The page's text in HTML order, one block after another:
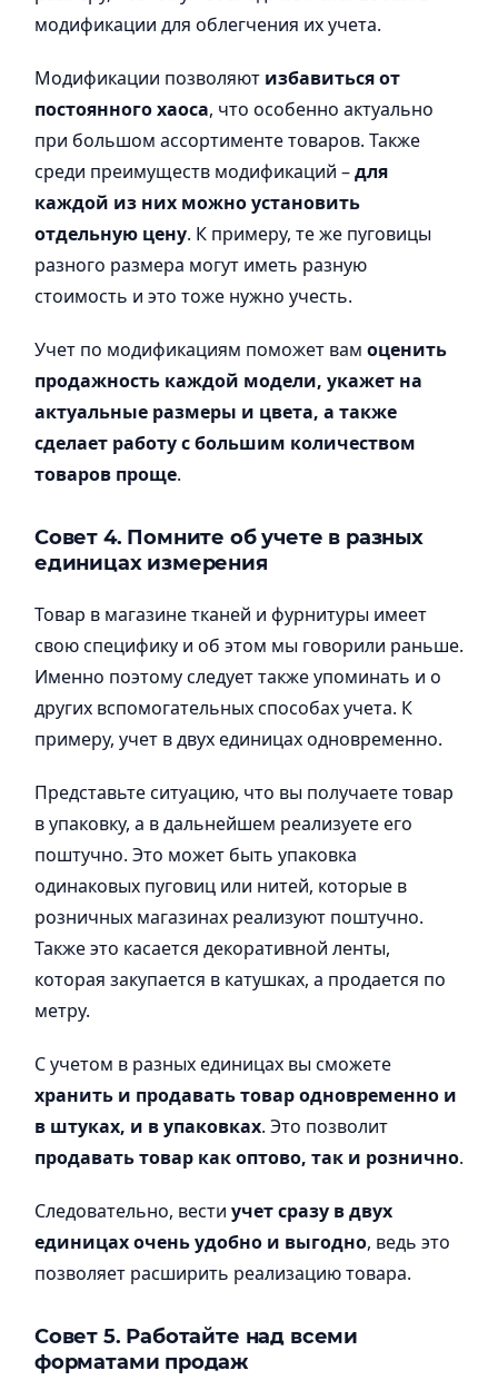
модификации для облегчения их учета.
Модификации позволяют избавиться от
постоянного хаоса, что особенно актуально
при большом ассортименте товаров. Также
среди преимуществ модификаций –для
каждой из них можно установить
отдельную цену. К примеру, те же пуговицы
разного размера могут иметь разную
стоимость и это тоже нужно учесть.
Учет по модификациям поможет вам оценить
продажность каждой модели, укажет на
актуальные размеры и цвета, а также
сделает работу с большим количеством
товаров проще.
Совет 4. Помните об учете в разных
единицах измерения
Товар в магазине тканей и фурнитуры имеет
свою специфику и об этом мы говорили раньше.
Именно поэтому следует также упоминать и о
других вспомогательных способах учета. К
примеру, учет в двух единицах одновременно.
Представьте ситуацию, что вы получаете товар
в упаковку, а в дальнейшем реализуете его
поштучно. Это может быть упаковка
одинаковых пуговиц или нитей, которые в
розничных магазинах реализуют поштучно.
Также это касается декоративной ленты,
которая закупается в катушках, а продается по
метру.
С учетом в разных единицах вы сможете
хранить и продавать товар одновременно и
в штуках, и в упаковках. Это позволит
продавать товар как оптово, так и рознично.
Следовательно, вести учет сразу в двух
единицах очень удобно и выгодно, ведь это
позволяет расширить реализацию товара.
Совет 5. Работайте над всеми
форматами продаж